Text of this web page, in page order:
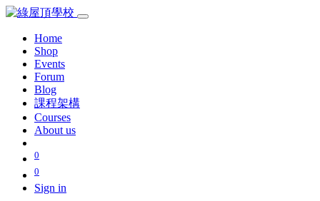
Home
Shop
Events
Forum
Blog
課程架構
Courses
About us
0
0
Sign in